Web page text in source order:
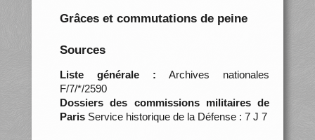
Grâces et commutations de peine
Sources
Liste générale : Archives nationales
F/7/*/2590
Dossiers des commissions militaires de
ParisService historique de la Défense : 7 J 7